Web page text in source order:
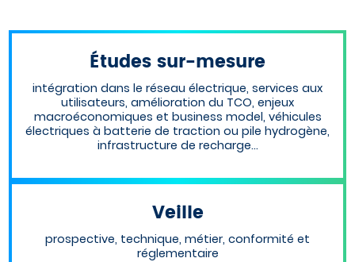
Études sur-mesure
intégration dans le réseau électrique, services aux
utilisateurs, amélioration du TCO, enjeux
macroéconomiques et business model, véhicules
électriques à batterie de traction ou pile hydrogène,
infrastructure de recharge…
Veille
prospective, technique, métier, conformité et
réglementaire